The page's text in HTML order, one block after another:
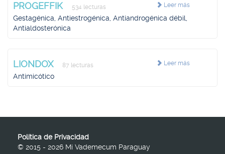
Leer más
PROGEFFIK 534 lecturas
Gestagénica, Antiestrogénica, Antiandrogénica débil,
Antialdosterónica
Leer más
LIONDOX 87 lecturas
Antimicótico
Política de Privacidad
© 2015 - 2026 Mi Vademecum Paraguay